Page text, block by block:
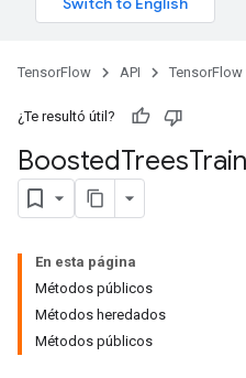
TensorFlow API TensorFlow
¿Te resultó útil?
BoostedTrees
En esta página
Métodos públicos
Métodos heredados
Métodos públicos